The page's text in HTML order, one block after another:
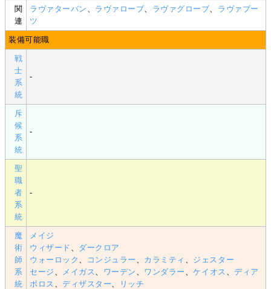
関
連
ラヴァターバン ラヴァローブ ラヴァグローブ
ラヴァブー
ツ
装備可能職
戦
士
系
統
-
斥
候
系
統
-
聖
職
者
系
統
-
魔
術
師
系
統
メイジ
ウィザード
ダークロア
ウォーロック
コンジュラー カラミティ
ジェスター
セージ
メイガス ワーデン ワンダラー 、ケイオス 、ディア
ボロス
、ディザスター リッチ